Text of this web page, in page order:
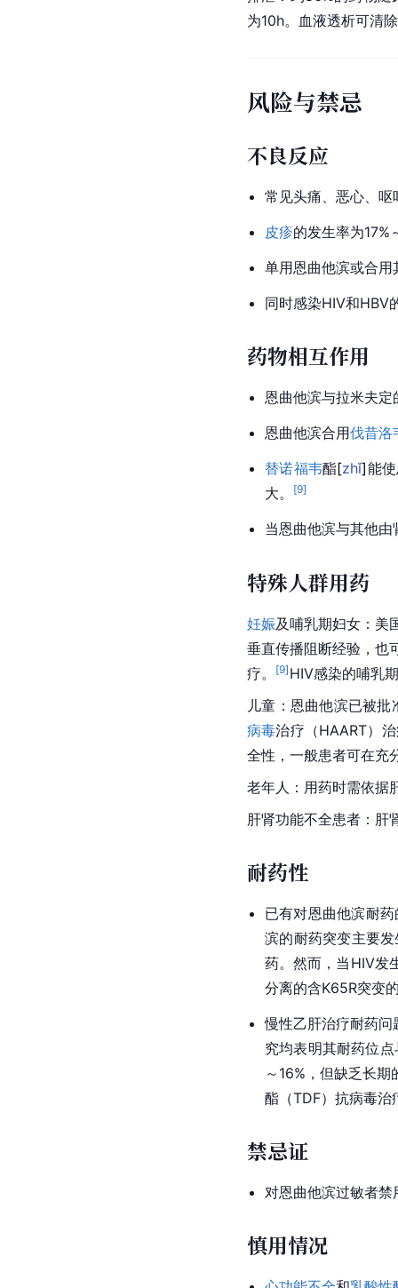
为10h。血液透析可清
风险与禁忌
不良反应
常见头痛、恶心、呕
皮疹的发生率为17%
单用恩曲他滨或合
同时感染HIV和HBV
药物相互作用
恩曲他滨与拉米夫
恩曲他滨合用伐昔洛
替诺福韦酯[zhǐ]能
大。
[9]
当恩曲他滨与其他
特殊人群用药
妊娠及哺乳期妇女：美
垂直传播阻断经验，也
疗。
[9] HIV感染的哺乳
儿童：恩曲他滨已被
病毒治疗（HAART）
全性，一般患者可在充
老年人：用药时需依据
肝肾功能不全患者：肝
耐药性
已有对恩曲他滨耐
滨的耐药突变主要
药。然而，当HIV发
分离的含K65R突变
慢性乙肝治疗耐药
究均表明其耐药位
～16%，但缺乏长
酯（TDF）抗病毒治
禁忌证
对恩曲他滨过敏者禁
慎用情况